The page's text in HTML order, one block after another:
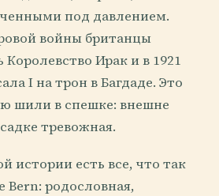
под давлением.
войны британцы
Ирак и в 1921
I на трон в Багдаде. Это
шили в спешке: внешне
тревожная.
истории есть все, что так
Bern: родословная,